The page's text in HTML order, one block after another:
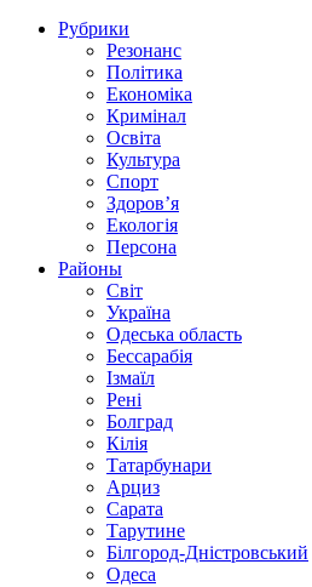
Рубрики
Резонанс
Політика
Економіка
Кримінал
Освіта
Культура
Спорт
Здоров’я
Екологія
Персона
Районы
Світ
Україна
Одеська область
Бессарабія
Ізмаїл
Рені
Болград
Кілія
Татарбунари
Арциз
Сарата
Тарутине
Білгород-Дністровський
Одеса